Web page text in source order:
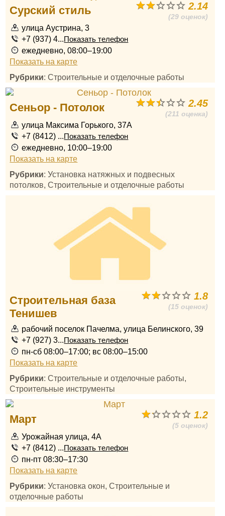
2.14
(29 оценок)
Сурский стиль
улица Аустрина, 3
+7 (937) 4...Показать телефон
ежедневно, 08:00–19:00
Показать на карте
Рубрики: Строительные и отделочные работы
2.45
(211 оценка)
Сеньор - Потолок
улица Максима Горького, 37А
+7 (8412) ...Показать телефон
ежедневно, 10:00–19:00
Показать на карте
Рубрики: Установка натяжных и подвесных
потолков, Строительные и отделочные работы
1.8
(15 оценок)
Строительная база
Тенишев
рабочий поселок Пачелма, улица Белинского, 39
+7 (927) 3...Показать телефон
пн-сб 08:00–17:00; вс 08:00–15:00
Показать на карте
Рубрики: Строительные и отделочные работы,
Строительные инструменты
1.2
(5 оценок)
Март
Урожайная улица, 4А
+7 (8412) ...Показать телефон
пн-пт 08:30–17:30
Показать на карте
Рубрики: Установка окон, Строительные и
отделочные работы